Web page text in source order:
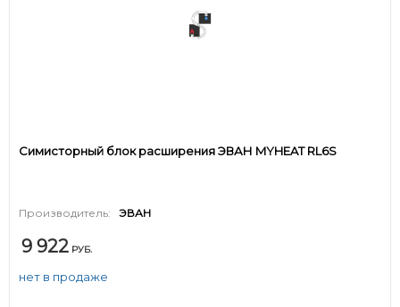
Симисторный блок расширения ЭВАН MYHEAT RL6S
Производитель: ЭВАН
9 922 РУБ.
нет в продаже